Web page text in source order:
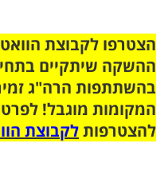
ההשקה שיתקיים
בהשתתפות הרה"ג
המקומות מוגבל!
להצטרפותלקבוצת